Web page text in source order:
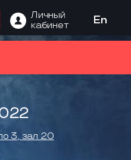
Личный
кабинет
En
3, зал 20